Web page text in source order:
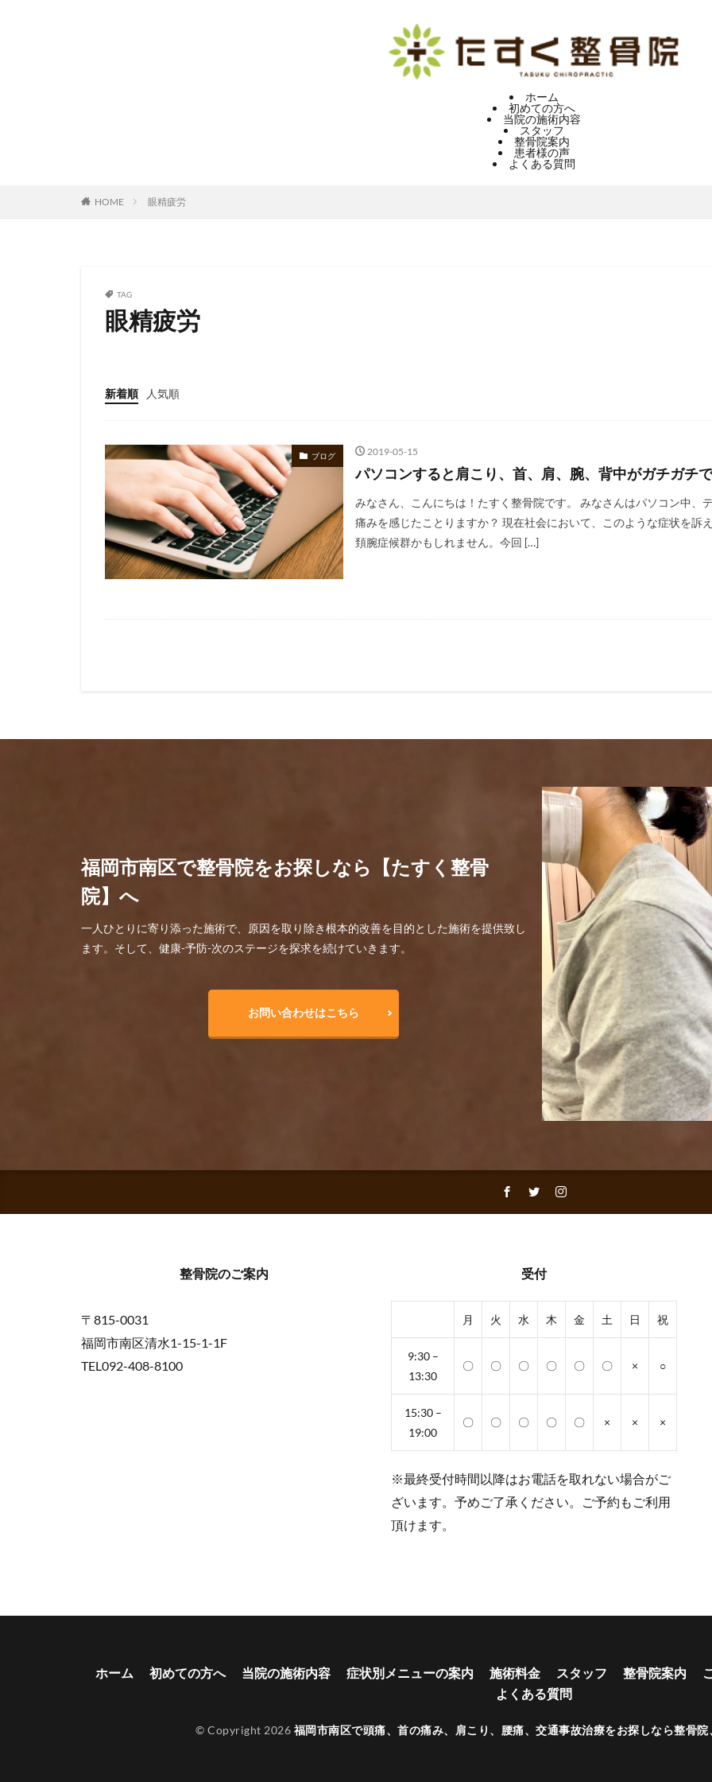
ホーム
初めての方へ
当院の施術内容
スタッフ
整骨院案内
患者様の声
よくある質問
HOME 眼精疲労
TAG
眼精疲労
新着順 人気順
ブログ 2019-05-15
パソコンすると肩こり、首、肩、腕、背中がガチガチ
みなさん、こんにちは！たすく整骨院です。 みなさんはパソコン中、
痛みを感じたことりますか？ 現在社会において、このような症状を訴
頚腕症候群かもしれません。今回 […]
福岡市南区で整骨院をお探しなら【たすく整骨
院】へ
一人ひとりに寄り添った施術で、原因を取り除き根本的改善を目的とした施術を提供致し
ます。そして、健康-予防-次のステージを探求を続けていきます。
お問い合わせはこちら
整骨院のご案内
〒815-0031
福岡市南区清水1-15-1-1F
TEL092-408-8100
受付
月 火 水 木 金 土 日 祝
9:30 –
13:30
〇 〇 〇 〇 〇 〇 × ○
15:30 –
19:00
〇 〇 〇 〇 〇 × × ×
※最終受付時間以降はお電話を取れない場合がご
ざいます。予めご了承ください。ご予約もご利用
頂けます。
ホーム 初めての方へ 当院の施術内容 症状別メニューの案内 施術料金 スタッフ 整骨院案内
よくある質問
© Copyright 2026 福岡市南区で頭痛、首の痛み、肩こり、腰痛、交通事故治療をお探しなら整骨